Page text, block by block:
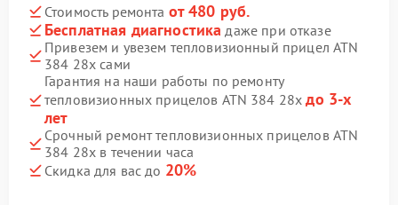
Стоимость ремонта от 480 руб.
Бесплатная диагностика даже при отказе
Привезем и увезем тепловизионный прицел ATN
384 28x сами
Гарантия на наши работы по ремонту
тепловизионных прицелов ATN 384 28xдо 3-х
лет
Срочный ремонт тепловизионных прицелов ATN
384 28x в течении часа
Скидка для вас до 20%